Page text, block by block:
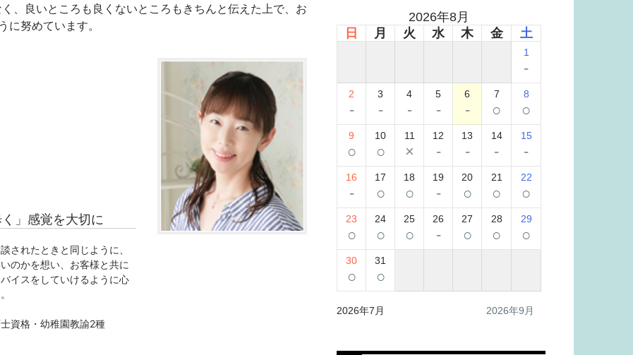
く、良いところも良くないところもきちんと伝えた上で、お
に努めています。
」感覚を大切に
されたときと同じように、
のかを想い、お客様と共に
イスをしていけるように心
資格・幼稚園教諭2種
2026年8月
日
月 火 水 木 金 土
1
-
2
-
3
-
4
-
5
-
6
-
7
○
8
○
9
○
10
○
11
×
12
-
13
-
14
-
15
-
16
-
17
○
18
○
19
-
20
○
21
○
22
○
23
○
24
○
25
○
26
-
27
○
28
○
29
○
30
○
31
○
2026年7月 2026年9月